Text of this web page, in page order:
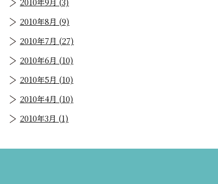
2010年8月 (9)
2010年7月 (27)
2010年6月 (10)
2010年5月 (10)
2010年4月 (10)
2010年3月 (1)